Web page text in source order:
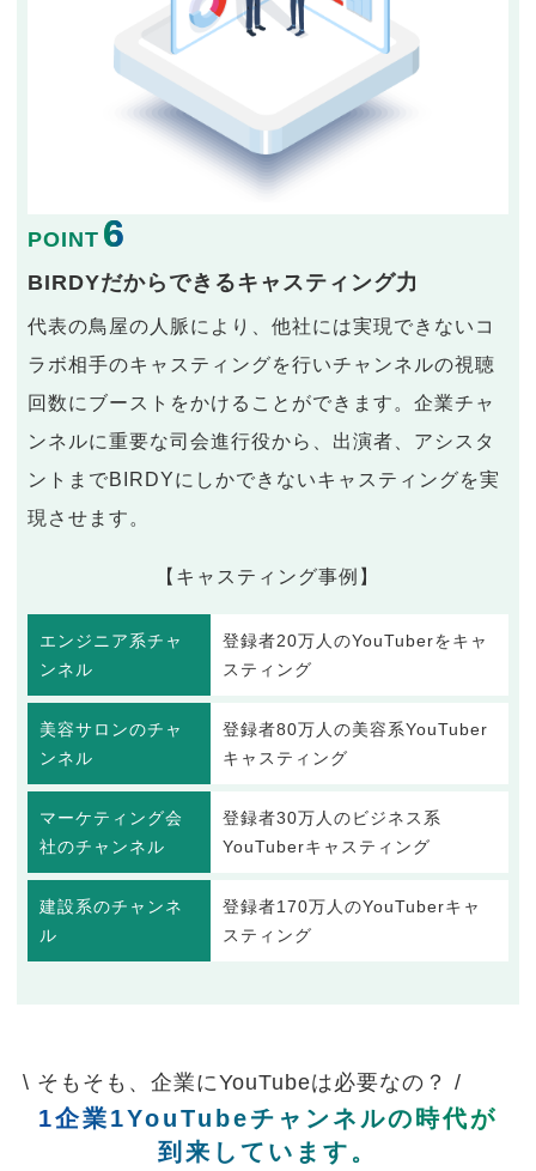
POINT 6
BIRDYだからできるキャスティング力
代表の鳥屋の人脈により、他社には実現できないコ
ラボ相手のキャスティングを行いチャンネルの視聴
回数にブーストをかけることができます。企業チャ
ンネルに重要な司会進行役から、出演者、アシスタ
ントまでBIRDYにしかできないキャスティングを実
現させます。
【キャスティング事例】
エンジニア系チャ
ンネル
登録者20万人のYouTuberをキャ
スティング
美容サロンのチャ
ンネル
登録者80万人の美容系YouTuber
キャスティング
マーケティング会
社のチャンネル
登録者30万人のビジネス系
YouTuberキャスティング
建設系のチャンネ
ル
登録者170万人のYouTuberキャ
スティング
\ そもそも、企業にYouTubeは必要なの？ /
1企業1YouTubeチャンネルの時代が
到来しています。